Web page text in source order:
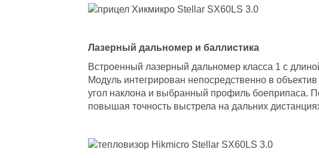
Лазерный дальномер и баллистика
Встроенный лазерный дальномер класса 1 с
Модуль интегрирован непосредственно в
угол наклона и выбранный профиль боеприпаса.
повышая точность выстрела на дальних